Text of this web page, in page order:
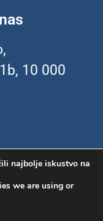
10 000
najbolje iskustvo na
we are using or